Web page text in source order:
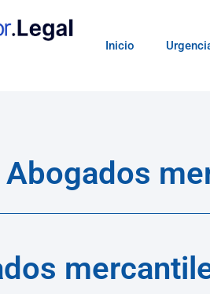
Inicio
Abogados